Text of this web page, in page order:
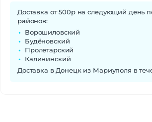
Доставка от 500р на следующий день
районов:
Ворошиловский
Будёновский
Пролетарский
Калининский
Доставка в Донецк из Мариуполя в